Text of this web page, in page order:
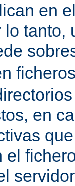
en
tanto,
en
el